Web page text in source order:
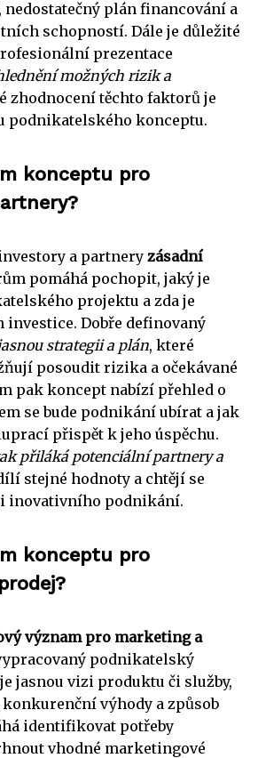
nedostatečný plán financování a
schopností. Dále je důležité
prezentace
možných rizik a
zhodnocení těchto faktorů je
podnikatelského konceptu.
konceptu pro
a partnery zásadní
pomáhá pochopit, jaký je
projektu a zda je
Dobře definovaný
strategii a plán, které
posoudit rizika a očekávané
pak koncept nabízí přehled o
se bude podnikání ubírat a jak
přispět k jeho úspěchu.
přiláká potenciální partnery a
stejné hodnoty a chtějí se
inovativního podnikání.
konceptu pro
význam pro marketing a
podnikatelský
jasnou vizi produktu či služby,
výhody a způsob
identifikovat potřeby
vhodné marketingové